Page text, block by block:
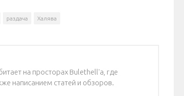
раздача Халява
на просторах Bulethell'a, где
написанием статей и обзоров.